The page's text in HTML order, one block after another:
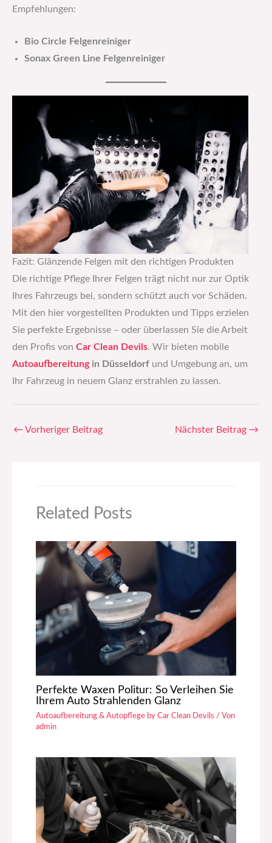
Empfehlungen:
Bio Circle Felgenreiniger
Sonax Green Line Felgenreiniger
Fazit: Glänzende Felgen mit den richtigen Produkten
Die richtige Pflege Ihrer Felgen trägt nicht nur zur Optik
Ihres Fahrzeugs bei, sondern schützt auch vor Schäden.
Mit den hier vorgestellten Produkten und Tipps erzielen
Sie perfekte Ergebnisse – oder überlassen Sie die Arbeit
den Profis von Car Clean Devils. Wir bieten mobile
Autoaufbereitungin Düsseldorf und Umgebung an, um
Ihr Fahrzeug in neuem Glanz erstrahlen zu lassen.
← Vorheriger Beitrag Nächster Beitrag →
Related Posts
Perfekte Waxen Politur: So Verleihen Sie
Ihrem Auto Strahlenden Glanz
Autoaufbereitung & Autopflege by Car Clean Devils / Von
admin